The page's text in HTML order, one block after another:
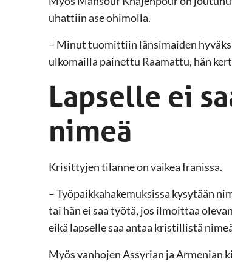
uhattiin ase ohimolla.
– Minut tuomittiin länsimaiden
ulkomailla painettu Raamattu, hän
Lapselle ei
nimeä
Krisittyjen tilanne on vaikea Iranissa.
– Työpaikkahakemuksissa kysytään
tai hän ei saa työtä, jos ilmoittaa
eikä lapselle saa antaa kristillistä
Myös vanhojen Assyrian ja Armenian